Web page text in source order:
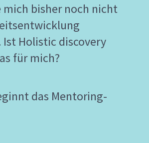
mich bisher noch nicht
Holistic discovery
für mich?
das Mentoring-